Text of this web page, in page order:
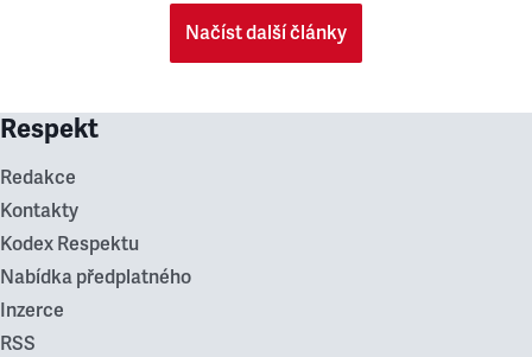
Načíst další články
Respekt
Redakce
Kontakty
Kodex Respektu
Nabídka předplatného
Inzerce
RSS